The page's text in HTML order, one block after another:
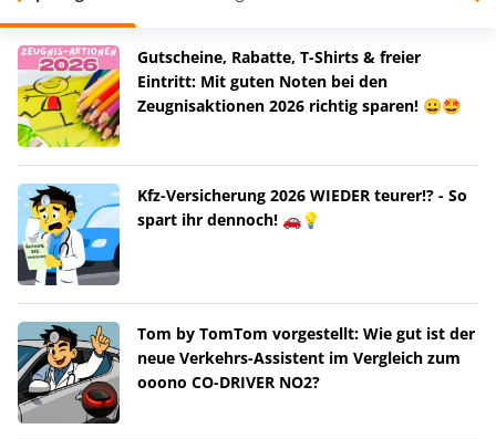
Gutscheine, Rabatte, T-Shirts & freier
Eintritt: Mit guten Noten bei den
Zeugnisaktionen 2026 richtig sparen! 😀🤩
Kfz-Versicherung 2026 WIEDER teurer!? - So
spart ihr dennoch! 🚗💡
Tom by TomTom vorgestellt: Wie gut ist der
neue Verkehrs-Assistent im Vergleich zum
ooono CO-DRIVER NO2?